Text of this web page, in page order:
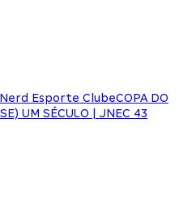
Esporte ClubeCOPA DO
UM SÉCULO | JNEC 43